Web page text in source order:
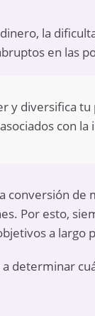
la
en las
y diversifica
con la
conversión de
Por esto,
a largo
determinar